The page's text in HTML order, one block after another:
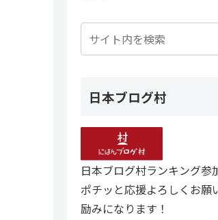
日本ブログ村
日本ブログ村ランキング参
ポチッと応援よろしくお願
励みになります！